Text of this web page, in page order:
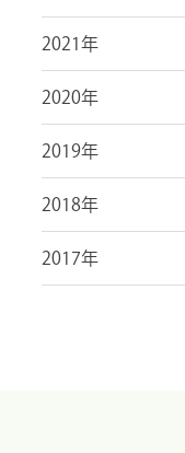
2021年
2020年
2019年
2018年
2017年